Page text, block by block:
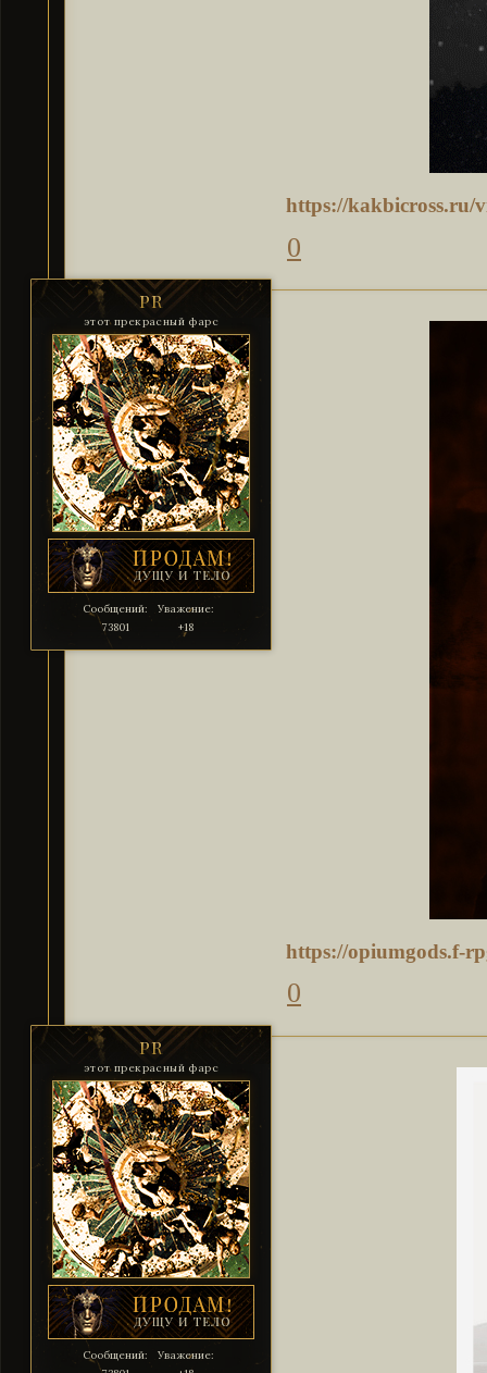
https://kakbicross.ru/
0
PR
этот прекрасный фарс
Сообщений:
73801
Уважение:
+18
https://opiumgods.f-
0
PR
этот прекрасный фарс
Сообщений:
Уважение: